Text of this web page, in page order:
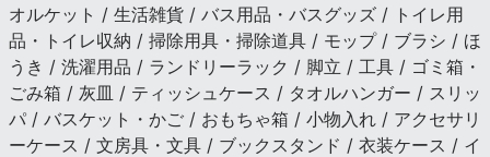
オルケット / 生活雑貨 / バス用品・バスグッズ / トイレ用
品・トイレ収納 / 掃除用具・掃除道具 / モップ / ブラシ / ほ
うき / 洗濯用品 / ランドリーラック / 脚立 / 工具 / ゴミ箱・
ごみ箱 / 灰皿 / ティッシュケース / タオルハンガー / スリッ
パ / バスケット・かご / おもちゃ箱 / 小物入れ / アクセサリ
ーケース / 文房具・文具 / ブックスタンド / 衣装ケース / イ